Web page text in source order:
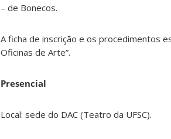
– de Bonecos.
A ficha de inscrição e os procedimentos
Oficinas de Arte”.
Presencial
Local: sede do DAC (Teatro da UFSC).